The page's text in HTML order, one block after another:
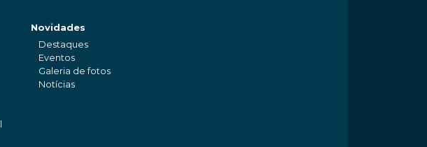
Novidades
Destaques
Eventos
Galeria de fotos
Notícias